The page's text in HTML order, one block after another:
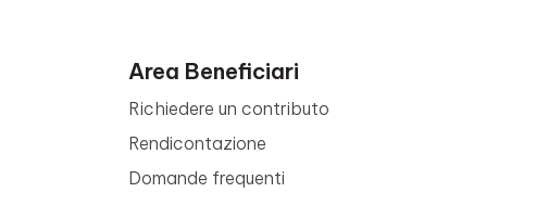
Area Beneficiari
Richiedere un contributo
Rendicontazione
Domande frequenti